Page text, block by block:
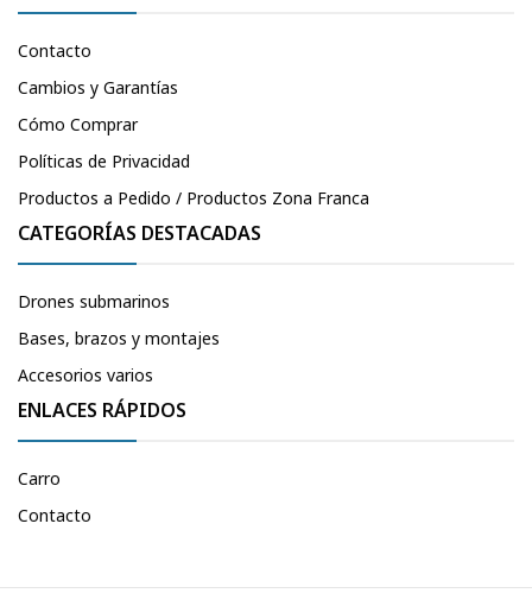
Contacto
Cambios y Garantías
Cómo Comprar
Políticas de Privacidad
Productos a Pedido / Productos Zona Franca
CATEGORÍAS DESTACADAS
Drones submarinos
Bases, brazos y montajes
Accesorios varios
ENLACES RÁPIDOS
Carro
Contacto